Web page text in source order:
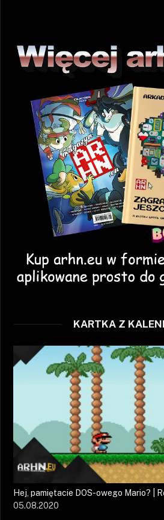
KARTKA Z
Hej, pamiętacie DOS-owego Mario? |
05.08.2020